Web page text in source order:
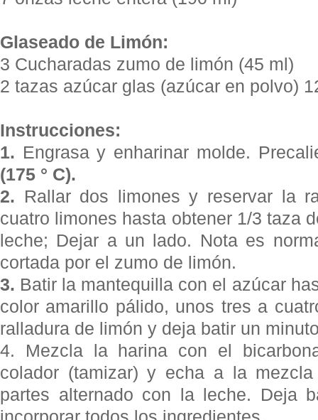
Glaseado de Limón:
3 Cucharadas zumo de limón (45 ml)
2 tazas azúcar glas (azúcar en polvo)
Instrucciones:
1. Engrasa y enharinar molde.
(175 ° C).
2. Rallar dos limones y reservar la
cuatro limones hasta obtener 1/3 taza
leche; Dejar a un lado. Nota es
cortada por el zumo de limón.
3. Batir la mantequilla con el azúcar
color amarillo pálido, unos tres a
ralladura de limón y deja batir un
4. Mezcla la harina con el
colador (tamizar) y echa a la
partes alternado con la leche. Deja